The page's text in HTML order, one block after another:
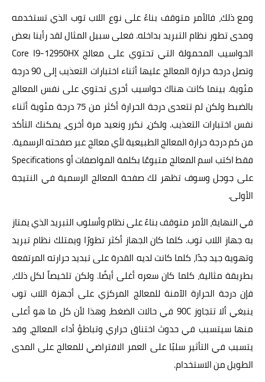
ومع ذلك، فالأمر متوقف بناءً على نوع اللاب توب الذي تستخدمه
ومدى تطور نظام التبريد بداخله. فعلى سبيل المثال لقد رأينا بعض
الحواسيب المحمولة التي تحتوي على معالج Core I9-12950HX
وتصل درجة حرارة المعالج عليها أثناء اختبارات التعذيب إلى 90 درجة
مئوية. بينما كانت هناك حواسيب أخرى تحتوي على نفس المعالج
بالضبط ولكن لم تتعدى درجة الحرارة أكثر من 75 درجة مئوية أثناء
نفس اختبارات التعذيب. ولكن، نكرر ونعيد مرة أخرى، يمكنك التأكد
من كم درجة حرارة المعالج الطبيعية لأي معالج عبر صفحته الرسمية.
فقط اكتب اسم المعالج متبوعًا بكلمة المواصفات أو Specifications
على جوجل وسوف تظهر لك صفحة المعالج الرسمية في النتيجة
الأولى.
في النهاية، الأمر متوقف بناءً على نظام وأسلوب التبريد الذي يمتاز
به جهاز اللاب توب. كلما كان الجهاز أكثر تطورًا ويمتلك نظام تبريد
وتهوية جيد جدًا، كلما كانت لديه القدرة على تبديد حرارته المرتفعة
بطريقة مثالية، كلما كان سعره أغلى أيضًا. ولكن تلخيصاً لكل ذلك،
فإن درجة الحرارة الآمنة للمعالج المركزي على أجهزة اللاب توب
ينبغي ألا تتجاوز 90C في حالات الضغط، وهذا لأن كل ما هو أعلى
منها سيتسبب في حدوث اختناق حراري وتباطؤ أداء المعالج، وقد
يتسبب في التأثير سلبًا على العمر الافتراضي للمعالج على المدى
الطويل من الاستخدام.